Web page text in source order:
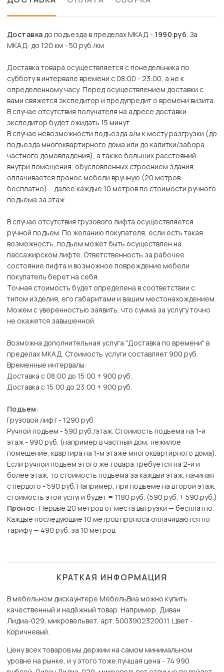
Доставкадо подъезда в пределах МКАД - 1990 руб. За
МКАД: до 120 км - 50 руб./км
Доставка товара осуществляется с понедельника по
субботу в интервале времени с 08:00 - 23:00, а не к
определенному часу. Перед осуществлением доставки с
вами свяжется экспедитор и предупредит о времени визита.
В случае отсутствия получателя на адресе доставки
экспедитор будет ожидать 15 минут.
В случае невозможности подъезда а/м к месту разгрузки (до
подъезда многоквартирного дома или до калитки/забора
частного домовладения), а также больших расстояний
внутри помещения, обусловленных строением здания,
оплачивается пронос мебели вручную (20 метров -
бесплатно) – далее каждые 10 метров по стоимости ручного
подъема за этаж.
В случае отсутствия грузового лифта осуществляется
ручной подъем. По желанию покупателя, если есть такая
возможность, подъем может быть осуществлен на
пассажирском лифте. Ответственность за рабочее
состояние лифта и возможное повреждение мебели
покупатель берет на себя.
Точная стоимость будет определена в соответствии с
типом изделия, его габаритами и вашим местонахождением.
Можем с уверенностью заявить, что сумма за услугу точно
не окажется завышенной.
Возможна дополнительная услуга "Доставка по времени" в
пределах МКАД. Стоимость услуги составляет 900 руб.
Временные интервалы:
Доставка с 08:00 до 15:00 + 900 руб.
Доставка с 15:00 до 23:00 + 900 руб.
Подъем:
Грузовой лифт - 1290 руб.
Ручной подъем - 590 руб./этаж. Стоимость подъема на 1-й
этаж - 990 руб. (например в частный дом, нежилое
помещение, квартира на 1-м этаже многоквартирного дома).
Если ручной подъем этого же товара требуется на 2-й и
более этаж, то стоимость подъема за каждый этаж, начиная
с первого - 590 руб. Например, при подъеме на второй этаж,
стоимость этой услуги будет = 1180 руб. (590 руб. + 590 руб.)
Пронос: Первые 20 метров от места выгрузки — бесплатно.
Каждые последующие 10 метров проноса оплачиваются по
тарифу — 490 руб. за 10 метров.
КРАТКАЯ ИНФОРМАЦИЯ
В мебельном дискаунтере МебельВиа можно купить
качественный и надёжный товар. Например, Диван
Лидиа-029, микровельвет, арт. 5003902320011. Цвет -
Коричневый.
Цену всех товаров мы держим на самом минимальном
уровне на рынке, и у этого тоже лучшая цена - 74 990